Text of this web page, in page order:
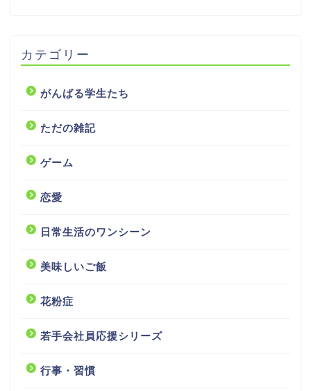
カテゴリー
がんばる学生たち
ただの雑記
ゲーム
恋愛
日常生活のワンシーン
美味しいご飯
花粉症
若手会社員応援シリーズ
行事・習慣